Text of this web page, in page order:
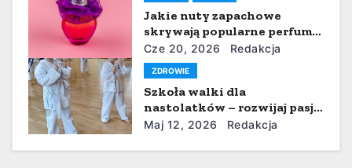
a
w
p
i
Jakie nuty zapachowe
skrywają popularne perfumy
w kształcie buta od
projektantów?
Cze 20, 2026 Redakcja
ZDROWIE
Szkoła walki dla
nastolatków – rozwijaj pasję
do karate blisko domu
Maj 12, 2026 Redakcja